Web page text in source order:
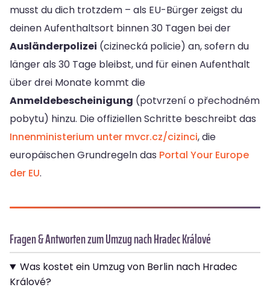
musst du dich trotzdem – als EU-Bürger zeigst du
deinen Aufenthaltsort binnen 30 Tagen bei der
Ausländerpolizei (cizinecká policie) an, sofern du
länger als 30 Tage bleibst, und für einen Aufenthalt
über drei Monate kommt die
Anmeldebescheinigung (potvrzení o přechodném
pobytu) hinzu. Die offiziellen Schritte beschreibt das
Innenministerium unter mvcr.cz/cizinci, die
europäischen Grundregeln das Portal Your Europe
der EU.
Fragen & Antworten zum Umzug nach Hradec Králové
Was kostet ein Umzug von Berlin nach Hradec
Králové?